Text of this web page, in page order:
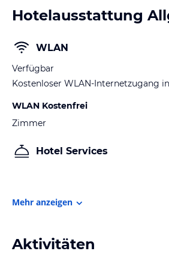
Hotelausstattung
WLAN
Verfügbar
Kostenloser WLAN-Internetzugang
WLAN Kostenfrei
Zimmer
Hotel Services
Mehr anzeigen
Aktivitäten